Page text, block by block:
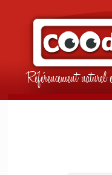
Référencement